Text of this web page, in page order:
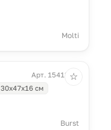
Molti
Арт. 15413.30
30х47х16 см
Burst
☆